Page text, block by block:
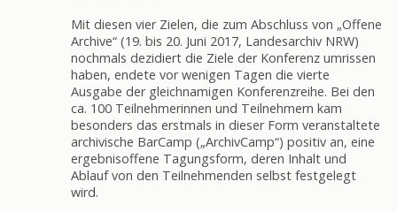
Mit diesen vier Zielen, die zum Abschluss von „Offene
Archive“ (19. bis 20. Juni 2017, Landesarchiv NRW)
nochmals dezidiert die Ziele der Konferenz umrissen
haben, endete vor wenigen Tagen die vierte
Ausgabe der gleichnamigen Konferenzreihe. Bei den
ca. 100 Teilnehmerinnen und Teilnehmern kam
besonders das erstmals in dieser Form veranstaltete
archivische BarCamp („ArchivCamp“) positiv an, eine
ergebnisoffene Tagungsform, deren Inhalt und
Ablauf von den Teilnehmenden selbst festgelegt
wird.